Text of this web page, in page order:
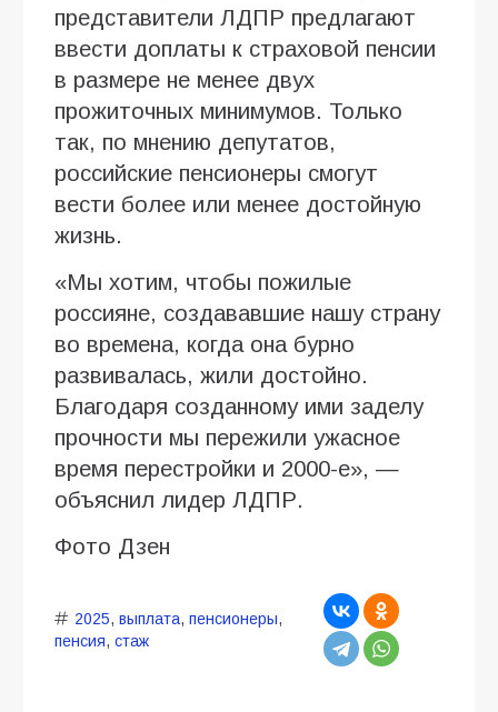
представители ЛДПР предлагают
ввести доплаты к страховой пенсии
в размере не менее двух
прожиточных минимумов. Только
так, по мнению депутатов,
российские пенсионеры смогут
вести более или менее достойную
жизнь.
«Мы хотим, чтобы пожилые
россияне, создававшие нашу страну
во времена, когда она бурно
развивалась, жили достойно.
Благодаря созданному ими заделу
прочности мы пережили ужасное
время перестройки и 2000-е», —
объяснил лидер ЛДПР.
Фото Дзен
2025, выплата, пенсионеры,
пенсия, стаж